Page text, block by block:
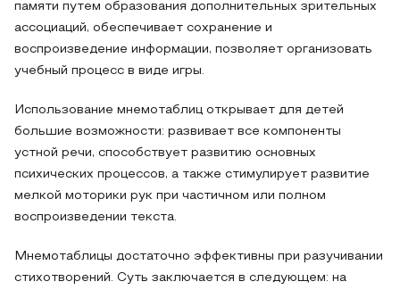
памяти путем образования дополнительных зрительных
ассоциаций, обеспечивает сохранение и
воспроизведение информации, позволяет организовать
учебный процесс в виде игры.
Использование мнемотаблиц открывает для детей
большие возможности: развивает все компоненты
устной речи, способствует развитию основных
психических процессов, а также стимулирует развитие
мелкой моторики рук при частичном или полном
воспроизведении текста.
Мнемотаблицы достаточно эффективны при разучивании
стихотворений. Суть заключается в следующем: на